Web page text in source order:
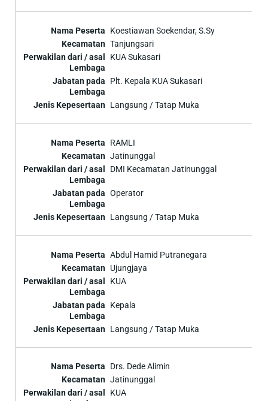
Koestiawan Soekendar, S.Sy
Tanjungsari
KUA Sukasari
Plt. Kepala KUA Sukasari
Langsung / Tatap Muka
RAMLI
Jatinunggal
DMI Kecamatan Jatinunggal
Operator
Langsung / Tatap Muka
Abdul Hamid Putranegara
Ujungjaya
KUA
Kepala
Langsung / Tatap Muka
Drs. Dede Alimin
Jatinunggal
KUA